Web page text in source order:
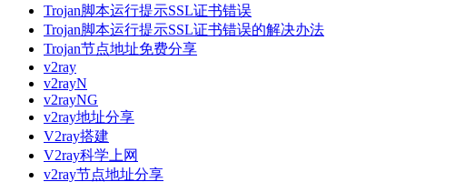
Trojan脚本运行提示SSL证书错误
Trojan脚本运行提示SSL证书错误的解决办法
Trojan节点地址免费分享
v2ray
v2rayN
v2rayNG
v2ray地址分享
V2ray搭建
V2ray科学上网
v2ray节点地址分享